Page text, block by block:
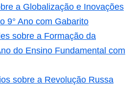
a Globalização e Inovações
9° Ano com Gabarito
sobre a Formação da
do Ensino Fundamental com
sobre a Revolução Russa